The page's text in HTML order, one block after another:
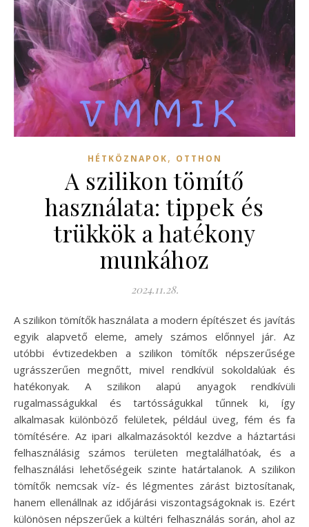
HÉTKÖZNAPOK, OTTHON
A szilikon tömítő
használata: tippek és
trükkök a hatékony
munkához
2024.11.28.
A szilikon tömítők használata a modern építészet és javítás
egyik alapvető eleme, amely számos előnnyel jár. Az
utóbbi évtizedekben a szilikon tömítők népszerűsége
ugrásszerűen megnőtt, mivel rendkívül sokoldalúak és
hatékonyak. A szilikon alapú anyagok rendkívüli
rugalmasságukkal és tartósságukkal tűnnek ki, így
alkalmasak különböző felületek, például üveg, fém és fa
tömítésére. Az ipari alkalmazásoktól kezdve a háztartási
felhasználásig számos területen megtalálhatóak, és a
felhasználási lehetőségeik szinte határtalanok. A szilikon
tömítők nemcsak víz- és légmentes zárást biztosítanak,
hanem ellenállnak az időjárási viszontagságoknak is. Ezért
különösen népszerűek a kültéri felhasználás során, ahol az